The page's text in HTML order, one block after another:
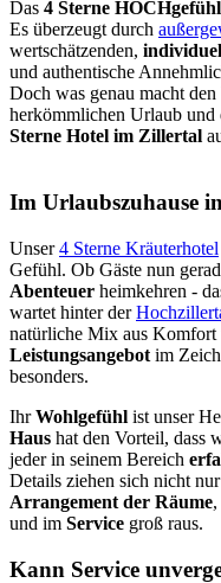
Das 4 Sterne HOCHgefühl
Es überzeugt durch
wertschätzenden,
und authentische
Doch was genau macht den
herkömmlichen Urlaub und
Sterne Hotel im Zillertal
Im Urlaubszuhause
Unser4 Sterne Kräuterhotel
Gefühl. Ob Gäste nun
Abenteuer heimkehren -
wartet hinter der
natürliche Mix aus Komfort
Leistungsangebot im
besonders.
IhrWohlgefühl ist unser
Haus hat den Vorteil, dass
jeder in seinem Bereich
Details ziehen sich nicht
Arrangement der Räume
und im Service groß raus.
Kann Service